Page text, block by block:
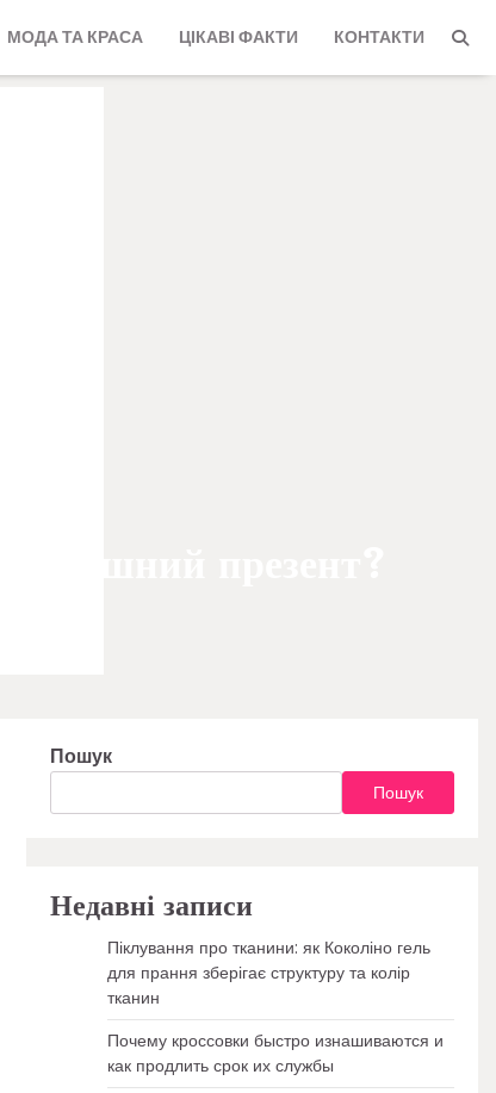
МОДА ТА КРАСА ЦІКАВІ ФАКТИ КОНТАКТИ
Пошук
Пошук
Недавні записи
Піклування про тканини: як Коколіно гель
для прання зберігає структуру та колір
тканин
Почему кроссовки быстро изнашиваются и
как продлить срок их службы